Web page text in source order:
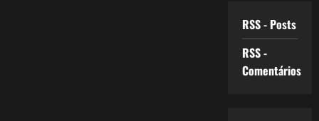
RSS - Posts
RSS -
Comentários